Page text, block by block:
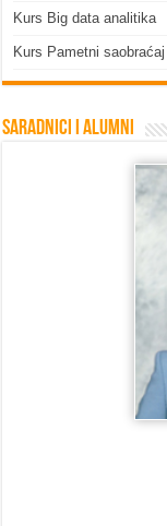
Kurs Big data analitika
Kurs Pametni saobraćaj
Saradnici i Alumni